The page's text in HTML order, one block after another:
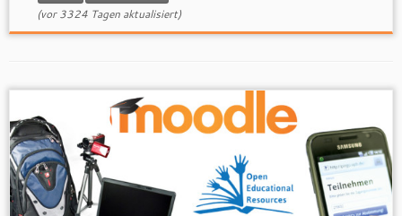
(vor 3324 Tagen aktualisiert)